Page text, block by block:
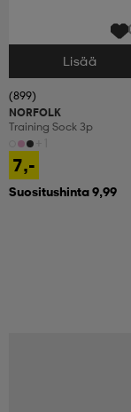
Valitse Koko
Lisää
(899)
NORFOLK
Training Sock 3p
7,-
Suositushinta 9,99